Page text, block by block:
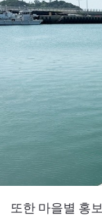
또한 마을별 홍